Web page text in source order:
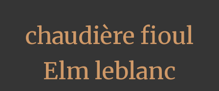
chaudière fioul
Elm leblanc